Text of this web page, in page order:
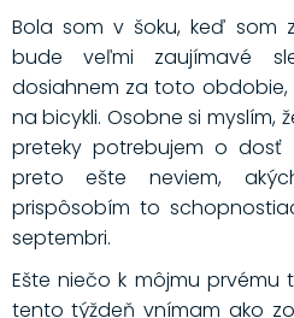
Bola som v šoku, keď som
bude veľmi zaujímavé
dosiahnem za toto
na bicykli. Osobne si myslím,
preteky potrebujem o
preto ešte neviem,
prispôsobím to
septembri.
Ešte niečo k môjmu prvému
tento týždeň vnímam ako